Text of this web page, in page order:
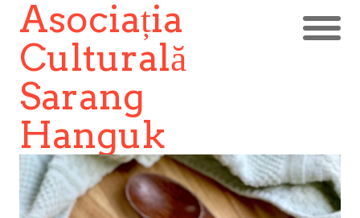
Asociația
Culturală
Sarang
Hanguk